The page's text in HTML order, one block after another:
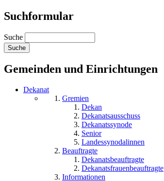
Suchformular
Suche
Gemeinden und Einrichtungen
Dekanat
Gremien
Dekan
Dekanatsausschuss
Dekanatssynode
Senior
Landessynodalinnen
Beauftragte
Dekanatsbeauftragte
Dekanatsfrauenbeauftragte
Informationen